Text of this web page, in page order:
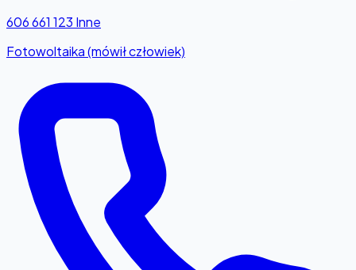
606 661 123 Inne
Fotowoltaika (mówił człowiek)